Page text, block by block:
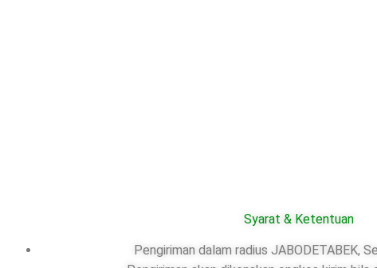
Syarat & Ketentuan
Pengiriman dalam radius JABODETABEK,